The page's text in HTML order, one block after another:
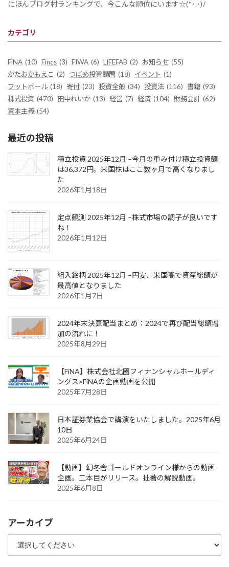
にほんブログ村ランキングで、今こんな順位にいます☆(*･.･)ﾉ
カテゴリ
FiNA (10) Fincs (3) FIWA (6) LIFEFAB (2) お知らせ (55)
かたおかもえこ (2) つばめ投資顧問 (18) イベント (1)
フットボール (18) 寄付 (23) 投資全般 (34) 投資法 (116) 書籍 (93)
株式投資 (470) 田中れいか (13) 経営 (7) 経済 (104) 財務会計 (62)
資本主義 (54)
最近の投稿
積立投資 2025年12月 –今月の重み付け積立投資額
は36,372円。米国株はここ数ヶ月で高くなりまし
た
2026年1月18日
定点観測 2025年12月 –株式市場の調子が良いです
ね！
2026年1月12日
組入銘柄 2025年12月 –円安、米国高で資産総額が
最高値となりました
2026年1月7日
2024年末決算配当まとめ：2024で再び配当総額増
加の流れに！
2025年8月29日
【FiNA】株式会社北國フィナンシャルホールディ
ングス×FiNAの企画動画を公開
2025年7月28日
日本証券業協会で講演をいたしました。2025年6月
10日
2025年6月24日
【動画】幻冬舎ゴールドオンライン様からの動画
企画。二本目がリリース。拙著の解説動画。
2025年6月8日
アーカイブ